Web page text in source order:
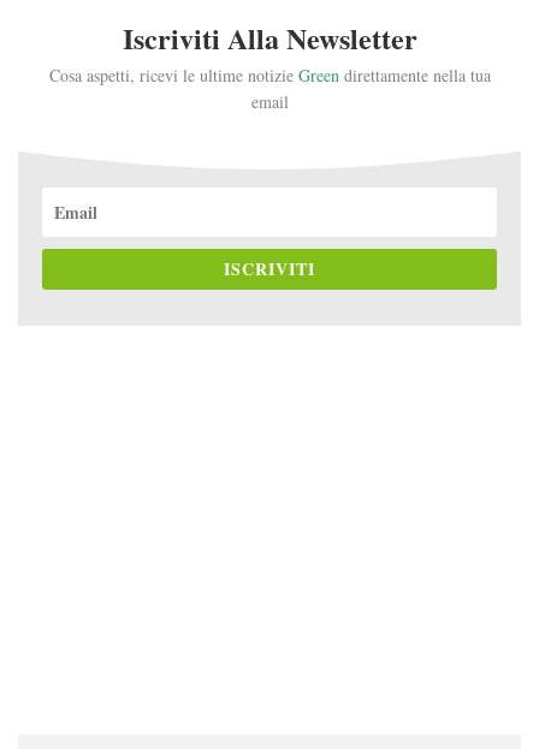
Iscriviti Alla Newsletter
Cosa aspetti, ricevi le ultime notizie Greendirettamente nella tua
email
ISCRIVITI